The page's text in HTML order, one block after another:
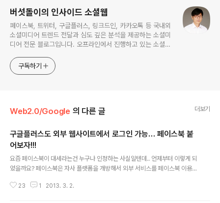
버섯돌이의 인사이드 소셜웹
페이스북, 트위터, 구글플러스, 링크드인, 카카오톡 등 국내외
소셜미디어 트렌드 전달과 심도 깊은 분석을 제공하는 소셜미
디어 전문 블로그입니다. 오프라인에서 진행하고 있는 소셜미
구독하기
Web2.0/Google 의 다른 글 더보기
구글플러스도 외부 웹사이트에서 로그인 가능… 페이스북 붙
어보자!!!
요즘 페이스북이 대세라는건 누구나 인정하는 사실일텐데.. 언제부터 이렇게 되
었을까요? 페이스북은 자사 플랫폼을 개방해서 외부 서비스를 페이스북 이용자
열하게 소셜네트워킹 서비스 선두 다툼을 벌이던 마이스페이스를 제치고 명실
23 1 2013. 3. 2.